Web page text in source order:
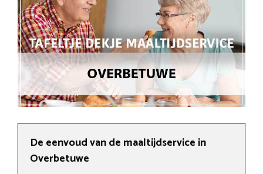
De eenvoud van de maaltijdservice in
Overbetuwe